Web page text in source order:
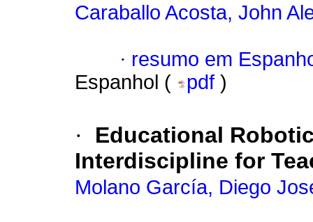
Caraballo Acosta, John
· resumo em
Espanhol (
pdf )
·
Educational
Interdiscipline for
Molano García, Diego